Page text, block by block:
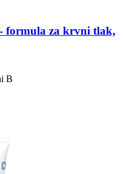
formula za krvni tlak,
B